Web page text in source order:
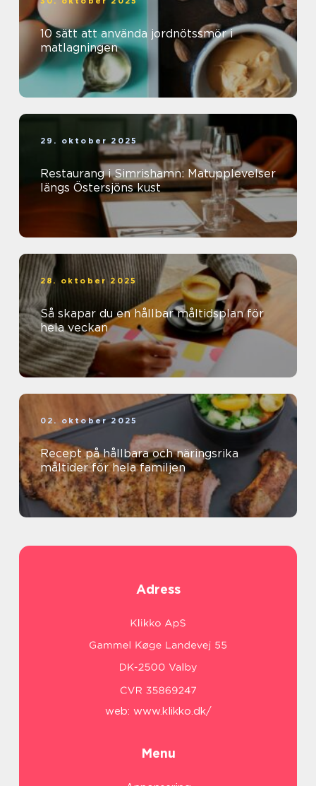
10 sätt att använda jordnötssmör i
matlagningen
29. oktober 2025
Restaurang i Simrishamn: Matupplevelser
längs Östersjöns kust
28. oktober 2025
Så skapar du en hållbar måltidsplan för
hela veckan
02. oktober 2025
Recept på hållbara och näringsrika
måltider för hela familjen
Adress
web: www.klikko.dk/
Menu